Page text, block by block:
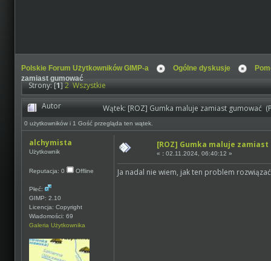
Polskie Forum Użytkowników GIMP-a Ogólne dyskusje
zamiast gumować
Strony: [1]2 Wszystkie
Autor
Wątek: [ROZ] Gumka maluje zamiast gumować
0 użytkowników i 1 Gość przegląda ten wątek.
alchymista
Użytkownik
Reputacja: 0 Offline
Płeć:
GIMP: 2.10
Licencja: Copyright
Wiadomości: 69
Galeria Użytkownika
[ROZ] Gumka maluje zamiast
« : 02.11.2024, 06:40:12 »
Ja nadal nie wiem, jak ten problem